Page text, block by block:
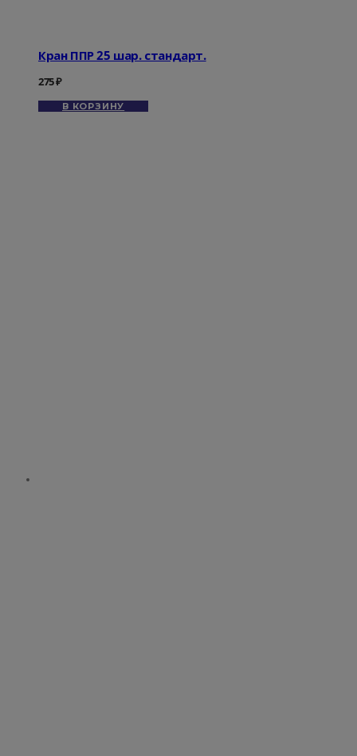
Кран ППР 25 шар. стандарт.
275₽
В КОРЗИНУ